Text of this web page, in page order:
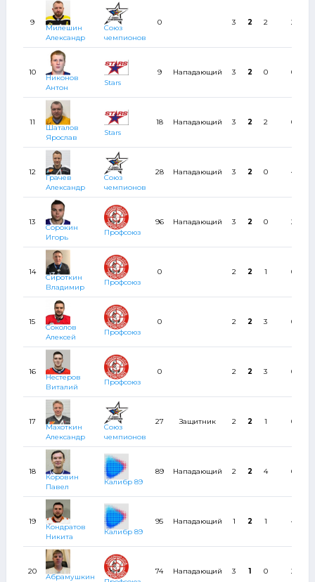
9
Милешин
Александр
Союз
чемпионов
0 3 2 2 2
10
Никонов
Антон
Stars
9 Нападающий 3 2 0 0
11
Шаталов
Ярослав
Stars
18 Нападающий 3 2 2 0
12
Грачев
Александр
Союз
чемпионов
28 Нападающий 3 2 0 4
13
Сорокин
Игорь
Профсоюз
96 Нападающий 3 2 0 2
14
Сироткин
Владимир
Профсоюз
0 2 2 1 0
15
Соколов
Алексей
Профсоюз
0 2 2 3 0
16
Нестеров
Виталий
Профсоюз
0 2 2 3 0
17
Махоткин
Александр
Союз
чемпионов
27 Защитник 2 2 1 0
18
Коровин
Павел
Калибр 89
89 Нападающий 2 2 4 6
19
Кондратов
Никита
Калибр 89
95 Нападающий 1 2 1 4
20
Абрамушкин
74 Нападающий 3 1 0 2